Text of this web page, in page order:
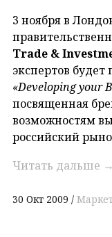
3 ноября в
Trade &
экспертов
«Developing your
посвященная
возможностям
российский
Читать дальше →
30 Окт 2009